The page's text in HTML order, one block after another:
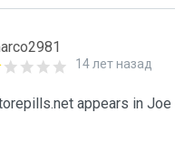
14 лет назад
appears in